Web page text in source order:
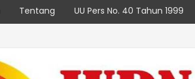
Tentang UU Pers No. 40 Tahun 1999